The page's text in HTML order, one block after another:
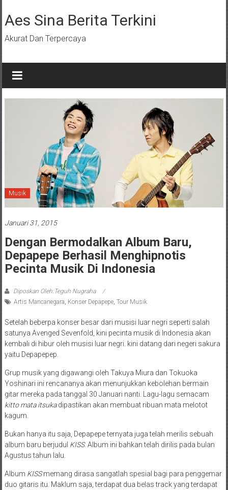
ke
konten
Aes Sina Berita Terkini
Akurat Dan Terpercaya
Musik
Januari 31, 2015
Dengan Bermodalkan Album Baru,
Depapepe Berhasil Menghipnotis
Pecinta Musik Di Indonesia
Diposkan Oleh:Teguh Nugraha
Artis Mancanegara, Konser Depapepe, Tour Musik
Setelah beberpa konser besar dari musisi luar negri seperti salah
satunya Avenged Sevenfold, kini pecinta musik di Indonesia akan
kembali di hibur oleh musisi luar negri. kini datang dari negeri sakura
yaitu Depapepep.
Grup musik yang digawangi oleh Takuya Miura dan Tokuoka
Yoshinari ini rencananya akan menunjukkan kebolehan bermain
gitar mereka pada tanggal 30 Januari nanti. Lagu-lagu semacam
kitto mata itsukadipastikan akan membuat ribuan mata melotot
kagum.
Bukan hanya itu saja, Depapepe ternyata juga telah merilis sebuah
album baru berjudul KISS. Album ini bahkan telah dirilis pada bulan
Agustus tahun lalu.
Album KISSmemang dirasa sangatlah spesial bagi para penggemar
duo gitaris itu. Maklum saja, terdapat dua belas track yang terdapat